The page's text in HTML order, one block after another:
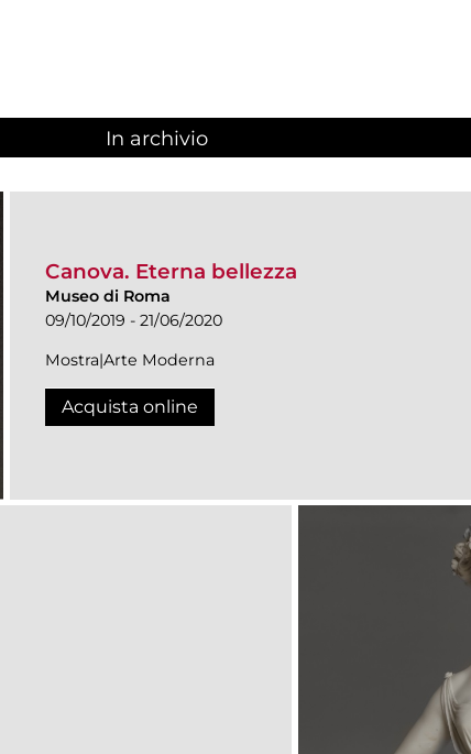
In archivio
Canova. Eterna bellezza
Museo di Roma
09/10/2019 - 21/06/2020
Mostra|Arte Moderna
Acquista online